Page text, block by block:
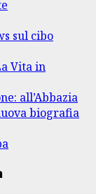
sul cibo
Vita in
all’Abbazia
biografia